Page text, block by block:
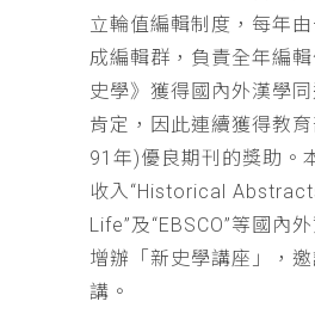
立輪值編輯制度，每年
成編輯群，負責全年編
史學》獲得國內外漢學
肯定，因此連續獲得教
91年)優良期刊的獎助。
收入“Historical
Life”及“EBSCO”等國內
增辦「新史學講座」，
講。